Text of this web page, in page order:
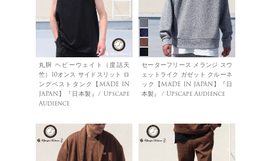
丸胴 ヘビーウェイト（度詰天
竺）10オンス サイドスリット ロ
ングベストタンク【MADE IN
JAPAN】『日本製』/ Upscape
Audience
セーターフリース メランジ スウ
ェットライク ガゼット クルーネ
ック【MADE IN JAPAN】『日
本製』 / Upscape Audience